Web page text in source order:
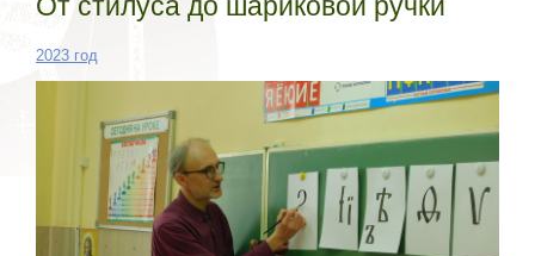
От стилуса до шариковой ручки
2023 год